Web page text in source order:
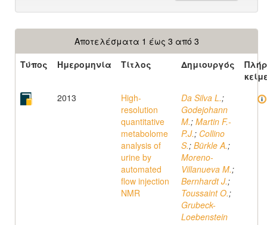
Αποτελέσματα 1 έως 3 από 3
Τύπος
Ημερομηνία Τίτλος Δημιουργός
2013
High-
resolution
quantitative
metabolome
analysis of
urine by
automated
flow injection
NMR
Da Silva L.;
Godejohann
M.; Martin F.-
P.J.; Collino
S.; Bürkle A.;
Moreno-
Villanueva M.;
Bernhardt J.;
Toussaint O.;
Grubeck-
Loebenstein